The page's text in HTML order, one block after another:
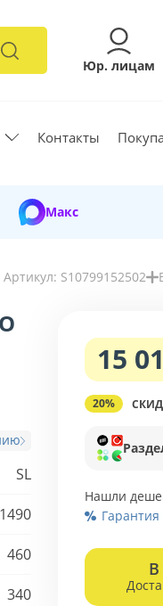
Юр. лицам
Контакты
Макс
Артикул: S10799152502
SL
1490
460
340
15
20%
Нашли
В